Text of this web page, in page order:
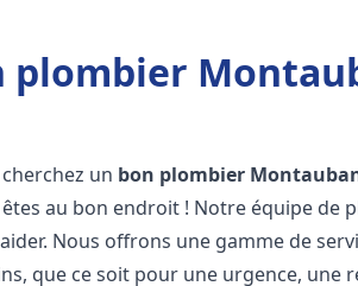
plombier
un bon plombier
au bon endroit ! Notre équipe de
Nous offrons une gamme de
que ce soit pour une urgence,